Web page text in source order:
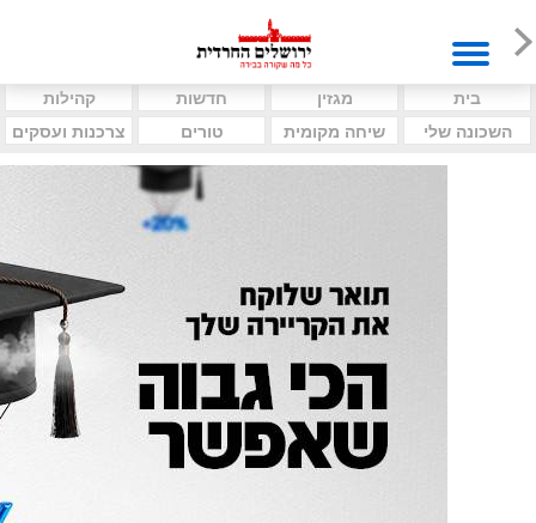
בית מגזין חדשות
קהילות
השכונה שלי
שיחה מקומית טורים צרכנות ועסקים